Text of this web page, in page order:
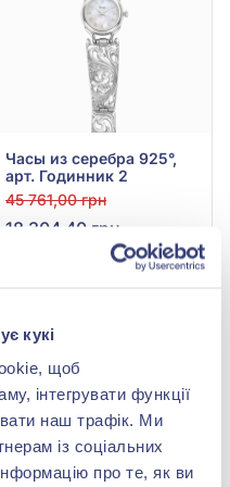
кукі
щоб
інтегрувати функції
наш трафік. Ми
із соціальних
про те, як ви
Часы из серебра 925°,
арт. Годинник 2
45 761,00 грн
18 304,40 грн
(арт. Годинник 2)
-60%